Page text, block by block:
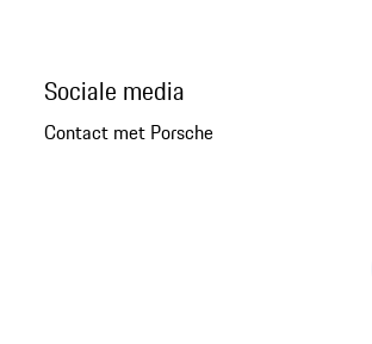
Sociale media
Contact met Porsche